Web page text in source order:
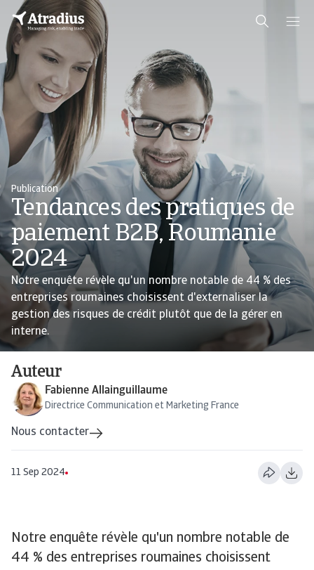
Publication
Tendances des pratiques de
paiement B2B, Roumanie
2024
Notre enquête révèle qu'un nombre notable de 44 % des
entreprises roumaines choisissent d'externaliser la
gestion des risques de crédit plutôt que de la gérer en
interne.
Auteur
Fabienne Allainguillaume
Directrice Communication et Marketing France
Nous contacter
11 Sep 2024
Notre enquête révèle qu'un nombre notable de
44 % des entreprises roumaines choisissent